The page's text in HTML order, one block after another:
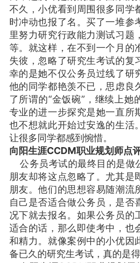
不久，小优看到周围很多同学
时冲动也报了名。买了一堆参
里努力研究行政能力测试习题
等。就这样，在不到一个月的
失彼，忽略了研究生考试的复
幸的是她不仅公务员过线了研
他的同学都艳羡不已，思虑良
了所谓的“金饭碗”，继续上她
专业的进一步探究是她一直所
也不想就此开始过安逸的生活
让很多同学都感到惋惜。
向阳生涯CCDM职业规划师点
公务员考试的最终目的是做
朋友却将这点忽略了。尤其是
朋友。他们的思想容易随潮流
自己是否适合做公务员，是否
况下就去报名。如果公务员的
适合的话，那么即使考中，也
和精力。就像案例中的小优因
备已久的研究生考试，真的是得